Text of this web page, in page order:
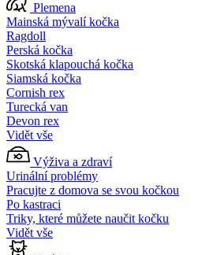
Plemena
Mainská mývalí kočka
Ragdoll
Perská kočka
Skotská klapouchá kočka
Siamská kočka
Cornish rex
Turecká van
Devon rex
Vidět vše
Výživa a zdraví
Urinální problémy
Pracujte z domova se svou kočkou
Po kastraci
Triky, které můžete naučit kočku
Vidět vše